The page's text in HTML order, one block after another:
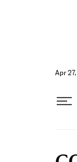
Apr